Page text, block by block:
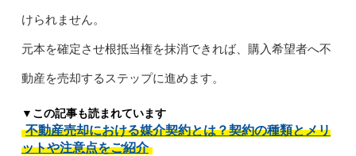
けられません。
元本を確定させ根抵当権を抹消できれば、購入希望者へ不
動産を売却するステップに進めます。
▼この記事も読まれています
不動産売却における媒介契約とは？契約の種類とメリ
ットや注意点をご紹介